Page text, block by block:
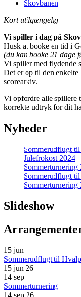
Skovbanen
Kort utilgængelig
Vi spiller i dag på
Husk at booke en tid i
(du kan booke 21 dage
Vi spiller med flydende
Det er op til den enkelte
scorearkiv.
Vi opfordre alle spillere
korrekte udtryk for dit
Nyheder
Sommerudflugt
Julefrokost 2024
Sommerturnering
Sommerudflugt
Sommerturnering
Slideshow
15 jun
Sommerudflugt til
15 jun 26
14 sep
Sommerturnering
14 sep 26